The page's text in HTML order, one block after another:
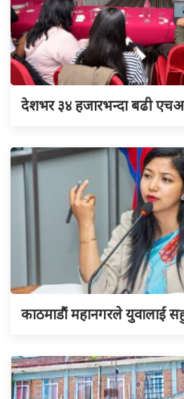
देशभर ३४ हजारभन्दा बढी
काठमाडौं महानगरले युवालाई